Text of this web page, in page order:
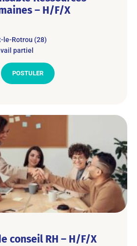
– H/F/X
le-Rotrou (28)
partiel
POSTULER
conseil RH – H/F/X